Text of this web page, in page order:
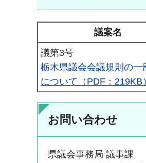
議案名
議第3号
栃木県議会会議規則の一
について（PDF：219KB）
お問い合わせ
県議会事務局 議事課